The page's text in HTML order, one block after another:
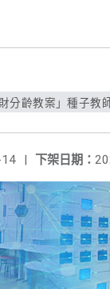
分齡教案」種子教
下架日期：
|